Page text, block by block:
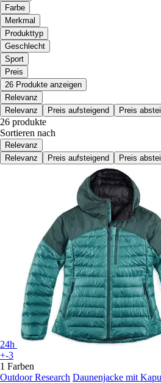
Farbe
Merkmal
Produkttyp
Geschlecht
Sport
Preis
26 Produkte anzeigen
Relevanz
Relevanz
Preis aufsteigend Preis
26 produkte
Sortieren nach
Relevanz
Relevanz
Preis aufsteigend Preis
24h
+-3
1 Farben
Outdoor Research Daunenjacke mit